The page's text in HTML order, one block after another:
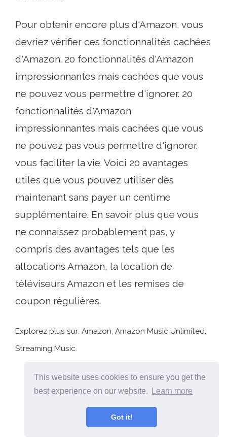
This website uses cookies to ensure you get the
best experience on our website.
Learn more
Got it!
Pour obtenir encore plus d'Amazon, vous
devriez vérifier ces fonctionnalités cachées
d'Amazon. 20 fonctionnalités d'Amazon
impressionnantes mais cachées que vous
ne pouvez vous permettre d'ignorer. 20
fonctionnalités d'Amazon
impressionnantes mais cachées que vous
ne pouvez pas vous permettre d'ignorer.
vous faciliter la vie. Voici 20 avantages
utiles que vous pouvez utiliser dès
maintenant sans payer un centime
supplémentaire. En savoir plus que vous
ne connaissez probablement pas, y
compris des avantages tels que les
allocations Amazon, la location de
téléviseurs Amazon et les remises de
coupon régulières.
Explorez plus sur: Amazon, Amazon Music Unlimited,
Streaming Music.